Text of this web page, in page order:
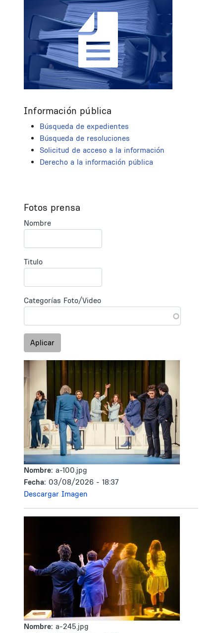
Información pública
Búsqueda de expedientes
Búsqueda de resoluciones
Solicitud de acceso a la información
Derecho a la información pública
Fotos prensa
Nombre
Titulo
Categorías Foto/Video
Aplicar
Nombre: a-100.jpg
Fecha: 03/08/2026 - 18:37
Descargar Imagen
Nombre: a-245.jpg